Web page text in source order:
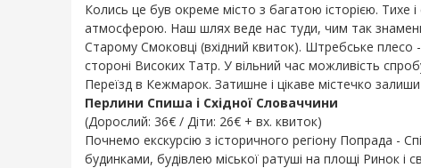
Колись це був окреме місто з багатою історією. Тихе
атмосферою. Наш шлях веде нас туди, чим так
Старому Смоковці (вхідний квиток). Штребське плесо
стороні Високих Татр. У вільний час можливість
Переїзд в Кежмарок. Затишне і цікаве містечко
Перлини Спиша і Східної Словаччини
(Дорослий: 36€ / Діти: 26€ + вх. квиток)
Почнемо екскурсію з історичного регіону Попрада -
будинками, будівлею міської ратуші на площі Ринок